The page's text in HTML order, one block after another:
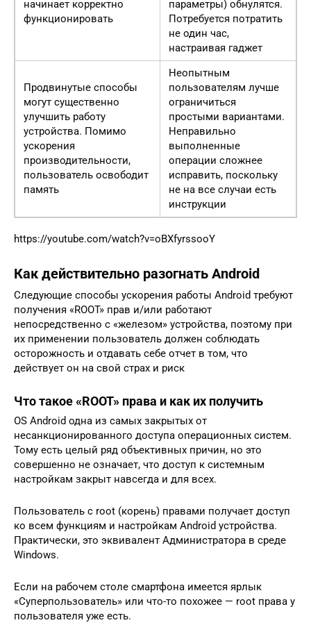
начинает корректно
функционировать
параметры) обнулятся.
Потребуется потратить
не один час,
настраивая гаджет
Продвинутые способы
могут существенно
улучшить работу
устройства. Помимо
ускорения
производительности,
пользователь освободит
память
Неопытным
пользователям лучше
ограничиться
простыми вариантами.
Неправильно
выполненные
операции сложнее
исправить, поскольку
не на все случаи есть
инструкции
https://youtube.com/watch?v=oBXfyrssooY
Как действительно разогнать Android
Следующие способы ускорения работы Android требуют
получения «ROOT» прав и/или работают
непосредственно с «железом» устройства, поэтому при
их применении пользователь должен соблюдать
осторожность и отдавать себе отчет в том, что
действует он на свой страх и риск
Что такое «ROOT» права и как их получить
OS Android одна из самых закрытых от
несанкционированного доступа операционных систем.
Тому есть целый ряд объективных причин, но это
совершенно не означает, что доступ к системным
настройкам закрыт навсегда и для всех.
Пользователь с root (корень) правами получает доступ
ко всем функциям и настройкам Android устройства.
Практически, это эквивалент Администратора в среде
Windows.
Если на рабочем столе смартфона имеется ярлык
«Суперпользователь» или что-то похожее — root права у
пользователя уже есть.